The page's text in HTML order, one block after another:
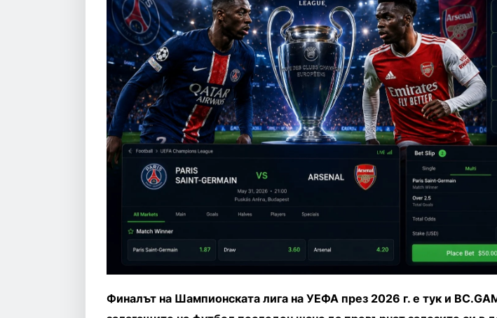
Финалът на Шампионската лига на УЕФА през 2026 г. е тук и